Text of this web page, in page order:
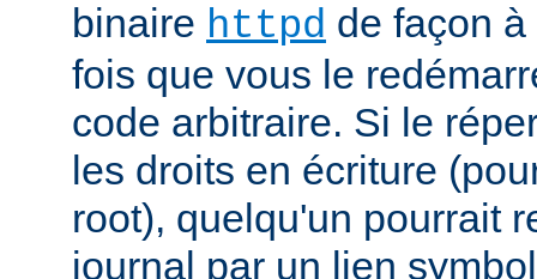
binaire httpd de façon
fois que vous le
code arbitraire. Si le
les droits en écriture
root), quelqu'un pourrait
journal par un lien